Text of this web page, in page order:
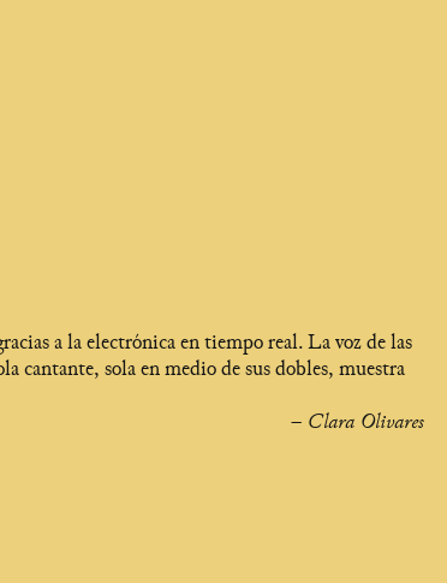
a la electrónica en tiempo real. La voz de las
cantante, sola en medio de sus dobles, muestra
– Clara Olivares